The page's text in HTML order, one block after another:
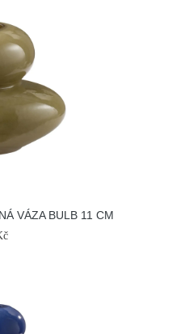
VÁZA BULB 11 CM